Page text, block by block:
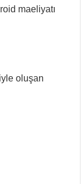
maeliyatı
oluşan